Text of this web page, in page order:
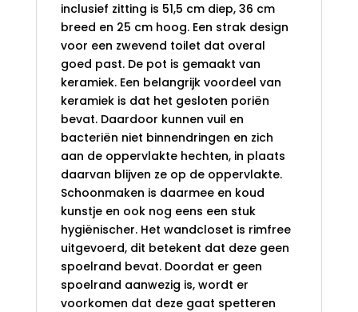
inclusief zitting is 51,5 cm diep, 36 cm
breed en 25 cm hoog. Een strak design
voor een zwevend toilet dat overal
goed past. De pot is gemaakt van
keramiek. Een belangrijk voordeel van
keramiek is dat het gesloten poriën
bevat. Daardoor kunnen vuil en
bacteriën niet binnendringen en zich
aan de oppervlakte hechten, in plaats
daarvan blijven ze op de oppervlakte.
Schoonmaken is daarmee en koud
kunstje en ook nog eens een stuk
hygiënischer. Het wandcloset is rimfree
uitgevoerd, dit betekent dat deze geen
spoelrand bevat. Doordat er geen
spoelrand aanwezig is, wordt er
voorkomen dat deze gaat spetteren